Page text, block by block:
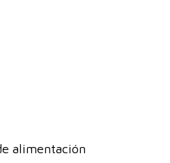
alimentación